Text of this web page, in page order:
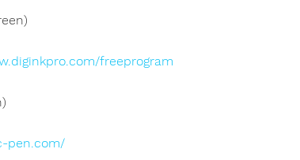
freeprogram
pen.com/